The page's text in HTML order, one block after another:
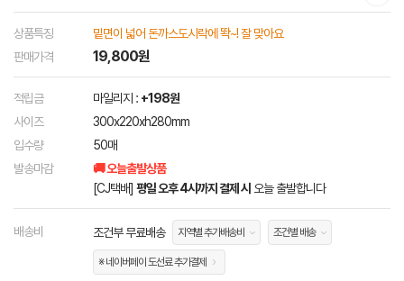
상품특징
밑면이 넓어 돈까스도시락에 똭~! 잘 맞아요
판매가격
19,800원
적립금 마일리지 : +198원
사이즈
300x220xh280mm
입수량
50매
발송마감
🚚 오늘출발상품
[CJ택배] 평일 오후 4시까지 결제 시 오늘 출발합니다
배송비 조건부 무료배송 지역별 추가배송비 조건별 배송
※ 네이버페이 도선료 추가결제